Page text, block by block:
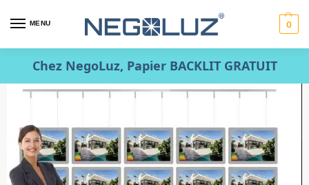
MENU 0
Chez NegoLuz, Papier BACKLIT GRATUIT